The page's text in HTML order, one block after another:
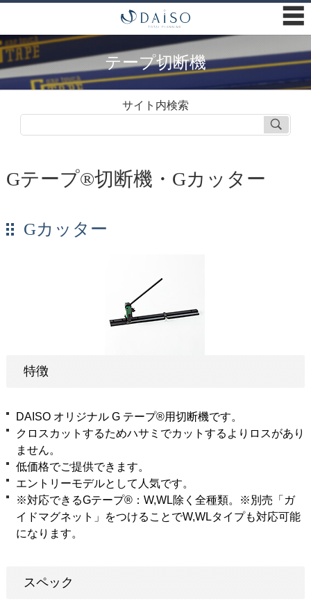
☰
テープ切断機
サイト内検索
Gテープ®切断機・Gカッター
Gカッター
特徴
DAISO オリジナル G テープ®用切断機です。
クロスカットするためハサミでカットするよりロスがあり
ません。
低価格でご提供できます。
エントリーモデルとして人気です。
※対応できるGテープ®：W,WL除く全種類。※別売「ガ
イドマグネット」をつけることでW,WLタイプも対応可能
になります。
スペック